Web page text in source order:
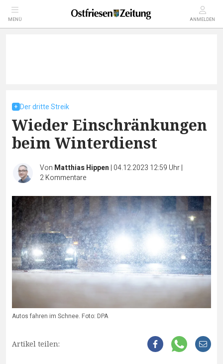
MENÜ ANMELDEN
Der dritte Streik
Wieder Einschränkungen
beim Winterdienst
Von Matthias Hippen | 04.12.2023 12:59 Uhr|
2Kommentare
Autos fahren im Schnee. Foto: DPA
Artikel teilen: